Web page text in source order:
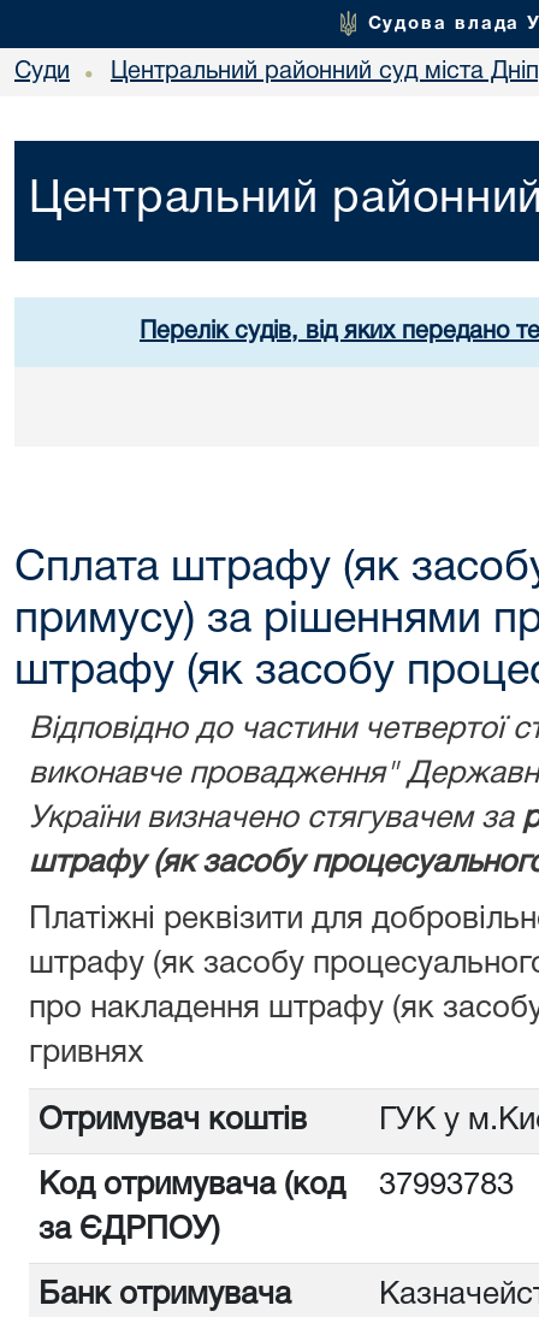
Судова влада
Суди • Центральний районний суд міста
Центральний
Перелік судів, від яких передано
Сплата штрафу (як
примусу) за рішеннями
штрафу (як засобу
Відповідно до частини четвертої
виконавче провадження"
України визначено стягувачем за
штрафу (як засобу
Платіжні реквізити для
штрафу (як засобу
про накладення штрафу (як
гривнях
Отримувач коштів ГУК у
Код отримувача (код
за ЄДРПОУ)
Банк отримувача